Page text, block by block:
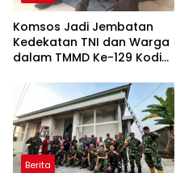
Komsos Jadi Jembatan
Kedekatan TNI dan Warga
dalam TMMD Ke-129 Kodim
Berita